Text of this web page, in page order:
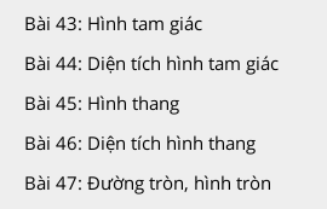
Bài 43: Hình tam giác
Bài 44: Diện tích hình tam giác
Bài 45: Hình thang
Bài 46: Diện tích hình thang
Bài 47: Đường tròn, hình tròn